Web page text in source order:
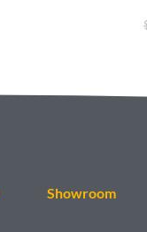
Showroom